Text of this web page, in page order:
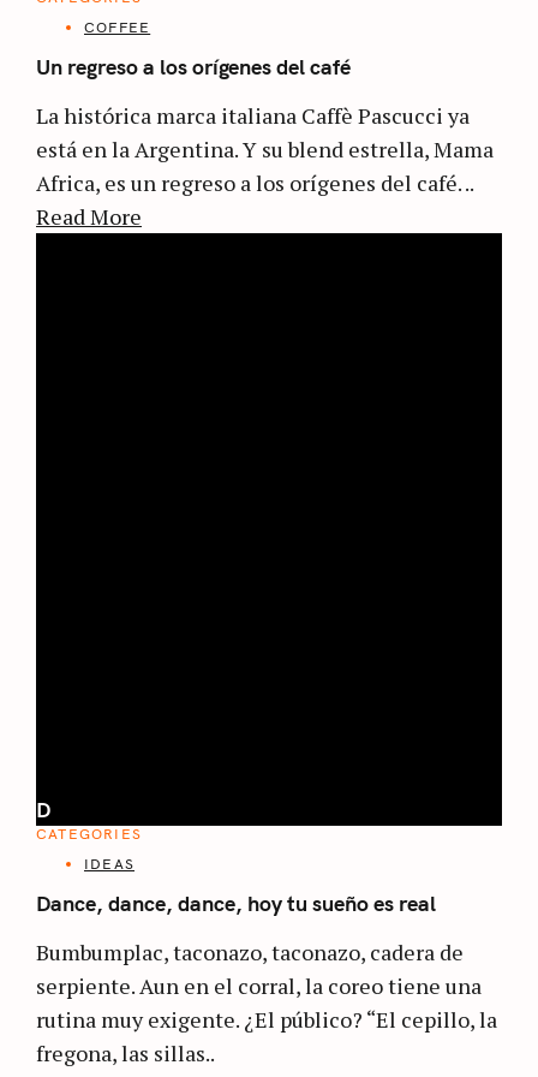
COFFEE
Un regreso a los orígenes del café
La histórica marca italiana Caffè Pascucci ya
está en la Argentina. Y su blend estrella, Mama
Africa, es un regreso a los orígenes del café. ..
Read More
D
CATEGORIES
IDEAS
Dance, dance, dance, hoy tu sueño es real
Bumbumplac, taconazo, taconazo, cadera de
serpiente. Aun en el corral, la coreo tiene una
rutina muy exigente. ¿El público? “El cepillo, la
fregona, las sillas..